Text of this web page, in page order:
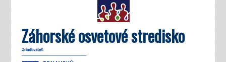
Záhorské osvetové stredisko